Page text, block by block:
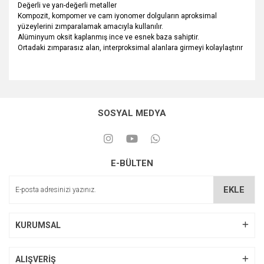
Değerli ve yarı-değerli metaller
Kompozit, kompomer ve cam iyonomer dolguların aproksimal
yüzeylerini zımparalamak amacıyla kullanılır.
Alüminyum oksit kaplanmış ince ve esnek baza sahiptir.
Ortadaki zımparasız alan, interproksimal alanlara girmeyi kolaylaştırır
SOSYAL MEDYA
E-BÜLTEN
EKLE
KURUMSAL
ALIŞVERİŞ